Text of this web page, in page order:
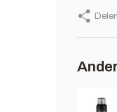
Delen